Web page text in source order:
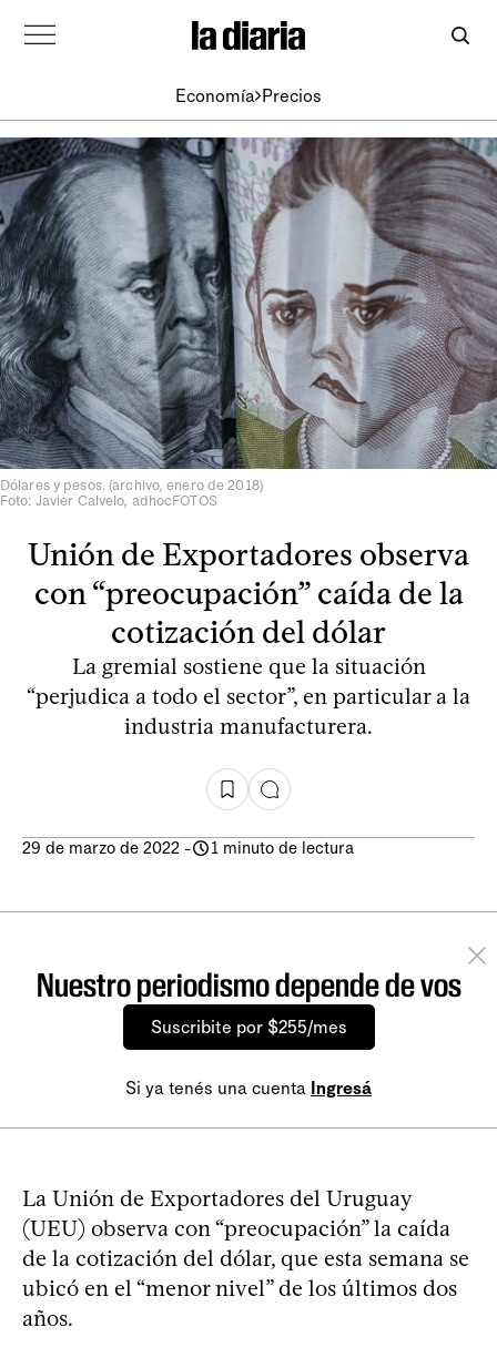
Economía Precios
Dólares y pesos. (archivo, enero de 2018)
Foto: Javier Calvelo, adhocFOTOS
Unión de Exportadores observa
con “preocupación” caída de la
cotización del dólar
La gremial sostiene que la situación
“perjudica a todo el sector”, en particular a la
industria manufacturera.
29 de marzo de 2022 - 1 minuto de lectura
Nuestro periodismo depende de vos
Suscribite por $255/mes
Si ya tenés una cuenta Ingresá
La Unión de Exportadores del Uruguay
(UEU) observa con “preocupación” la caída
de la cotización del dólar, que esta semana se
ubicó en el “menor nivel” de los últimos dos
años.